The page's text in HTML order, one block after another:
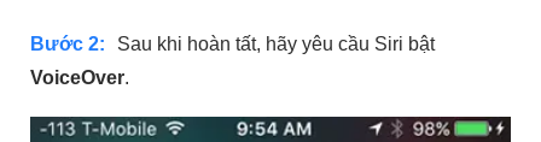
Bước 2:
Sau khi hoàn tất, hãy yêu cầu Siri bật
VoiceOver.